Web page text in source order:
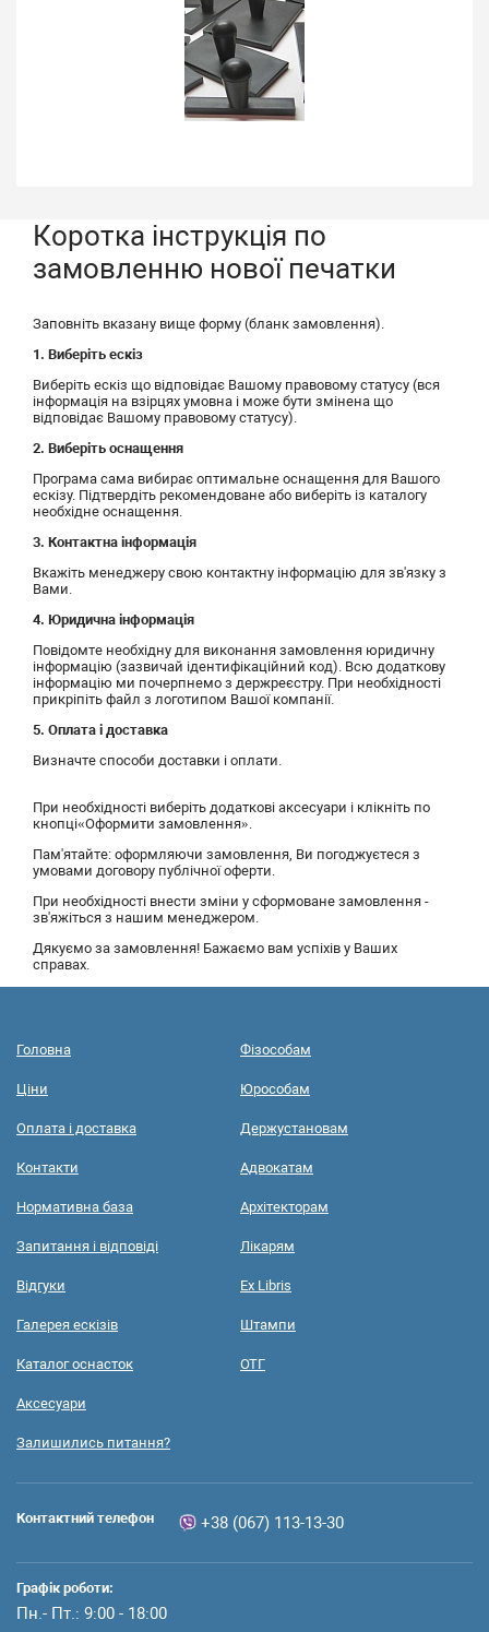
Коротка інструкція по
замовленню нової печатки
Заповніть вказану вище форму (бланк замовлення).
1. Виберіть ескіз
Виберіть ескіз що відповідає Вашому правовому статусу (вся
інформація на взірцях умовна і може бути змінена що
відповідає Вашому правовому статусу).
2. Виберіть оснащення
Програма сама вибирає оптимальне оснащення для Вашого
ескізу. Підтвердіть рекомендоване або виберіть із каталогу
необхідне оснащення.
3. Контактна інформація
Вкажіть менеджеру свою контактну інформацію для зв'язку з
Вами.
4. Юридична інформація
Повідомте необхідну для виконання замовлення юридичну
інформацію (зазвичай ідентифікаційний код). Всю додаткову
інформацію ми почерпнемо з держреєстру. При необхідності
прикріпіть файл з логотипом Вашої компанії.
5. Оплата і доставка
Визначте способи доставки і оплати.
При необхідності виберіть додаткові аксесуари і клікніть по
кнопці«Оформити замовлення».
Пам'ятайте: оформляючи замовлення, Ви погоджуєтеся з
умовами договору публічної оферти.
При необхідності внести зміни у сформоване замовлення -
зв'яжіться з нашим менеджером.
Дякуємо за замовлення! Бажаємо вам успіхів у Ваших
справах.
Головна
Ціни
Оплата і доставка
Контакти
Нормативна база
Запитання і відповіді
Відгуки
Галерея ескізів
Каталог оснасток
Аксесуари
Залишились питання?
Фізособам
Юрособам
Держустановам
Адвокатам
Архітекторам
Лікарям
Ex Libris
Штампи
ОТГ
Контактний телефон +38 (067) 113-13-30
Графік роботи:
Пн.- Пт.: 9:00 - 18:00